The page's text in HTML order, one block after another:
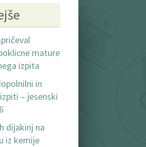
mature
izpita
in
– jesenski
dijakinj na
iz kemije